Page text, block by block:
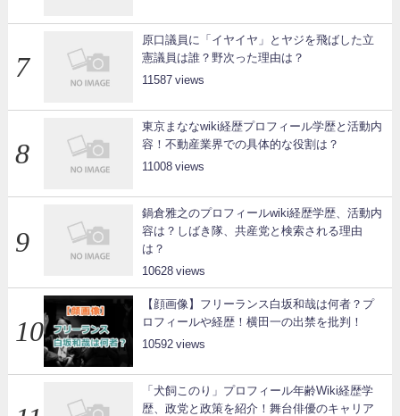
原口議員に「イヤイヤ」とヤジを飛ばした立
憲議員は誰？野次った理由は？
11587
東京まななwiki経歴プロフィール学歴と活動内
容！不動産業界での具体的な役割は？
11008
鍋倉雅之のプロフィールwiki経歴学歴、活動内
容は？しばき隊、共産党と検索される理由
は？
10628
【顔画像】フリーランス白坂和哉は何者？プ
ロフィールや経歴！横田一の出禁を批判！
10592
「犬飼このり」プロフィール年齢Wiki経歴学
歴、政党と政策を紹介！舞台俳優のキャリア